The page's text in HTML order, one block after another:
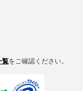
覧をご確認ください。